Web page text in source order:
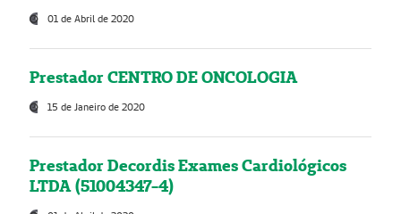
01 de Abril de 2020
Prestador CENTRO DE ONCOLOGIA
15 de Janeiro de 2020
Prestador Decordis Exames Cardiológicos
LTDA (51004347-4)